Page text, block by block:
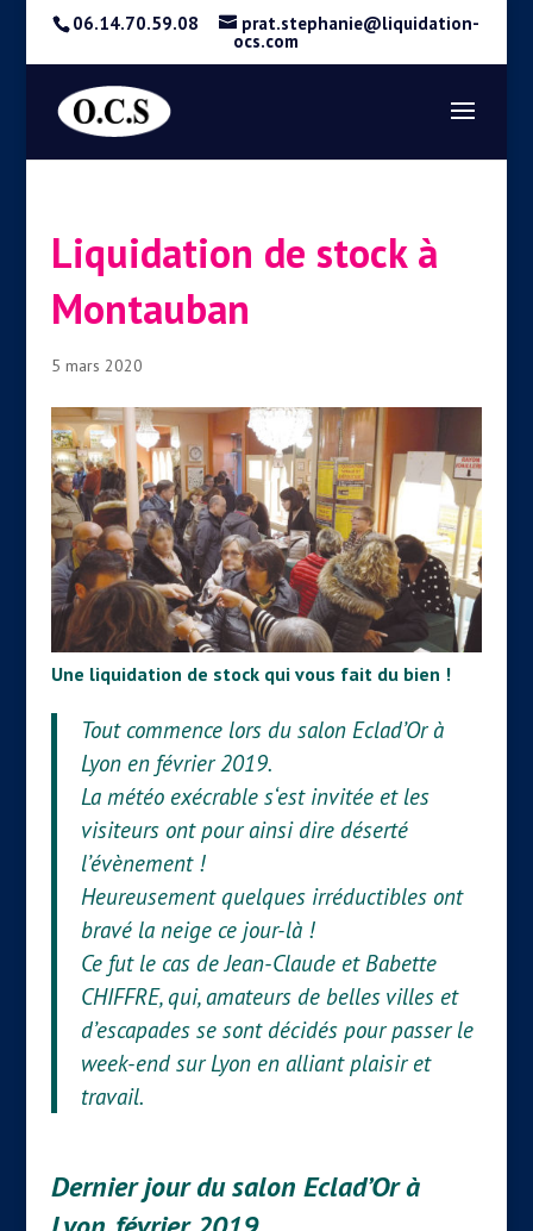
06.14.70.59.08 prat.stephanie@liquidation-
ocs.com
Liquidation de stock à
Montauban
5 mars 2020
Une liquidation de stock qui vous fait du bien !
Tout commence lors du salon Eclad’Or à
Lyon en février 2019.
La météo exécrable s‘est invitée et les
visiteurs ont pour ainsi dire déserté
l’évènement !
Heureusement quelques irréductibles ont
bravé la neige ce jour-là !
Ce fut le cas de Jean-Claude et Babette
CHIFFRE, qui, amateurs de belles villes et
d’escapades se sont décidés pour passer le
week-end sur Lyon en alliant plaisir et
travail.
Dernier jour du salon Eclad’Or à